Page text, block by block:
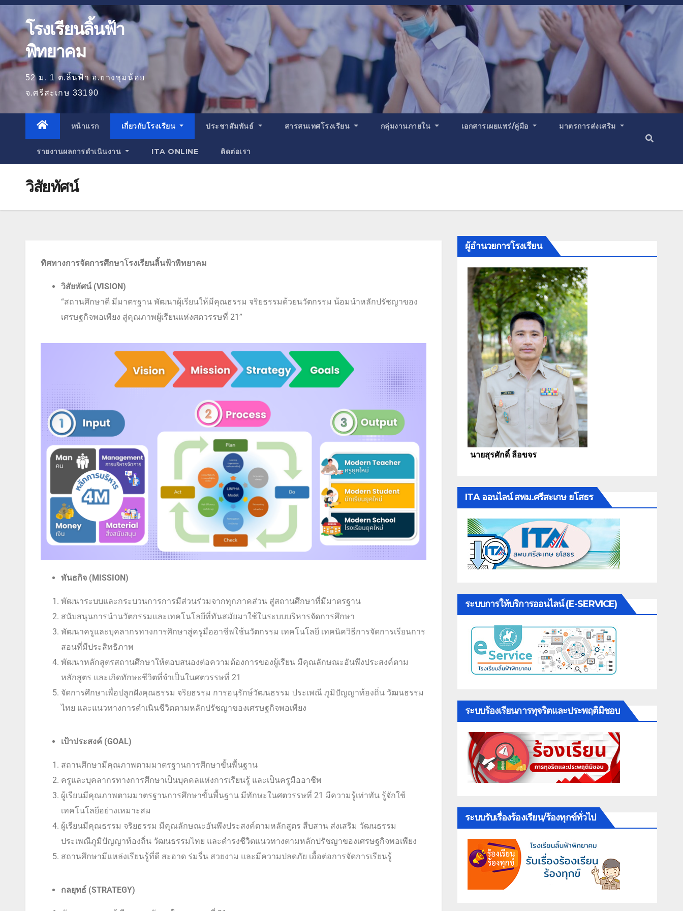
โรงเรียนลิ้นฟ้า
พิทยาคม
52 ม. 1 ต.ลิ้นฟ้า อ.ยางชุมน้อย
จ.ศรีสะเกษ 33190
หน้าแรก เกี่ยวกับโรงเรียน ประชาสัมพันธ์ สารสนเทศโรงเรียน กลุ่มงานภายใน เอกสารเผยแพร่/คู่มือ มาตรการส่งเสริม
รายงานผลการดำเนินงาน ITA ONLINE ติดต่อเรา
วิสัยทัศน์
ทิศทางการจัดการศึกษาโรงเรียนลิ้นฟ้าพิทยาคม
วิสัยทัศน์ (VISION)
“สถานศึกษาดี มีมาตรฐาน พัฒนาผุ้เรียนให้มีคุณธรรม จริยธรรมด้วยนวัตกรรม น้อมนำหลักปรัชญาของ
เศรษฐกิจพอเพียง สู่คุณภาพผู้เรียนแห่งศตวรรษที่ 21”
พันธกิจ (MISSION)
พัฒนาระบบและกระบวนการการมีส่วนร่วมจากทุกภาคส่วน สู่สถานศึกษาที่มีมาตรฐาน
สนับสนุนการนำนวัตกรรมและเทคโนโลยีที่ทันสมัยมาใช้ในระบบบริหารจัดการศึกษา
พัฒนาครูและบุคลากรทางการศึกษาสู่ครูมืออาชีพใช้นวัตกรรม เทคโนโลยี เทคนิควิธีการจัดการเรียนการ
สอนที่มีประสิทธิภาพ
พัฒนาหลักสูตรสถานศึกษาให้ตอบสนองต่อความต้องการของผู้เรียน มีคุณลักษณะอันพึงประสงค์ตาม
หลักสูตร และเกิดทักษะชีวิตที่จำเป็นในศตวรรษที่ 21
จัดการศึกษาเพื่อปลูกฝังคุณธรรม จริยธรรม การอนุรักษ์วัฒนธรรม ประเพณี ภูมิปัญญาท้องถิ่น วัฒนธรรม
ไทย และแนวทางการดำเนินชีวิตตามหลักปรัชญาของเศรษฐกิจพอเพียง
เป้าประสงค์ (GOAL)
สถานศึกษามีคุณภาพตามมาตรฐานการศึกษาขั้นพื้นฐาน
ครูและบุคลากรทางการศึกษาเป็นบุคคลแห่งการเรียนรู้ และเป็นครูมืออาชีพ
ผู้เรียนมีคุณภาพตามมาตรฐานการศึกษาขั้นพื้นฐาน มีทักษะในศตวรรษที่ 21 มีความรู้เท่าทัน รู้จักใช้
เทคโนโลยีอย่างเหมาะสม
ผู้เรียนมีคุณธรรม จริยธรรม มีคุณลักษณะอันพึงประสงค์ตามหลักสูตร สืบสาน ส่งเสริม วัฒนธรรม
ประเพณีภูมิปัญญาท้องถิ่น วัฒนธรรมไทย และดำรงชีวิตแนวทางตามหลักปรัชญาของเศรษฐกิจพอเพียง
สถานศึกษามีแหล่งเรียนรู้ที่ดี สะอาด ร่มรื่น สวยงาม และมีความปลดภัย เอื้อต่อการจัดการเรียนรู้
กลยุทธ์ (STRATEGY)
ผู้อำนวยการโรงเรียน
นายสุรศักดิ์ ลือขจร
ITA ออนไลน์ สพม.ศรีสะเกษ ยโสธร
ระบบการให้บริการออนไลน์ (E-SERVICE)
ระบบร้องเรียนการทุจริตและประพฤติมิชอบ
ระบบรับเรื่องร้องเรียน/ร้องทุกข์ทั่วไป